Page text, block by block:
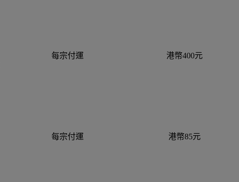
每宗付運 港幣400元
每宗付運 港幣85元